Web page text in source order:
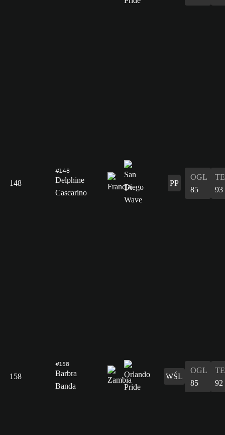
148
#148
Delphine
Cascarino
PP
OGL
85
93
158
#158
Barbra
Banda
WŚL
OGL
85
92